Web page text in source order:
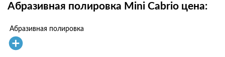
Абразивная полировка Mini Cabrio цена:
Абразивная полировка